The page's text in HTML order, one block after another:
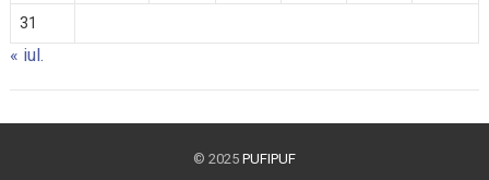
31
« iul.
© 2025 PUFIPUF